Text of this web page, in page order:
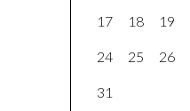
17 18 19
24 25 26
31